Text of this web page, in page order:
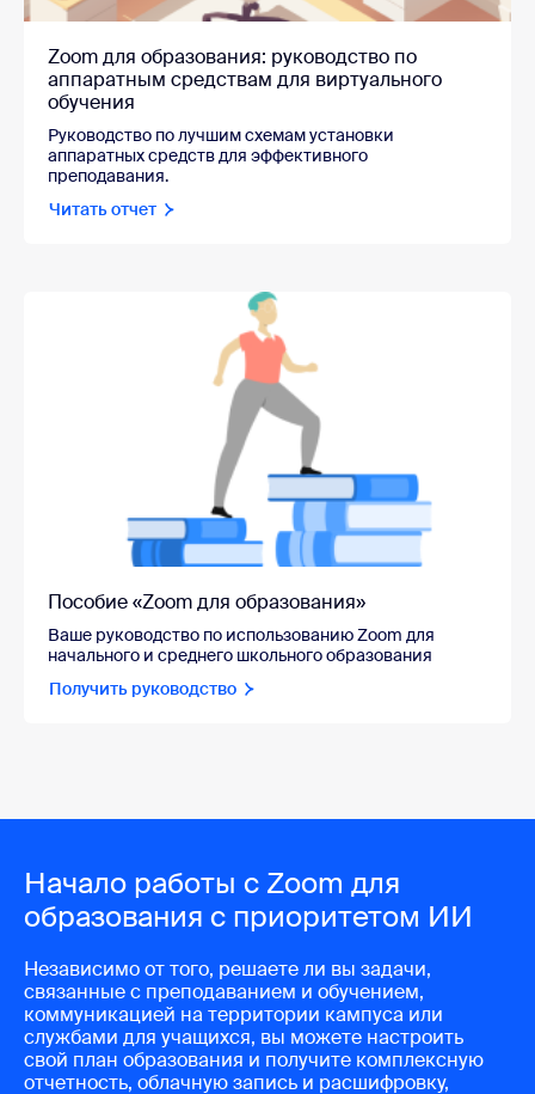
Zoom для образования: руководство по
аппаратным средствам для виртуального
обучения
Руководство по лучшим схемам установки
аппаратных средств для эффективного
преподавания.
Читать отчет
Пособие «Zoom для образования»
Ваше руководство по использованию Zoom для
начального и среднего школьного образования
Получить руководство
Начало работы с Zoom для
образования с приоритетом ИИ
Независимо от того, решаете ли вы задачи,
связанные с преподаванием и обучением,
коммуникацией на территории кампуса или
службами для учащихся, вы можете настроить
свой план образования и получите комплексную
отчетность, облачную запись и расшифровку,